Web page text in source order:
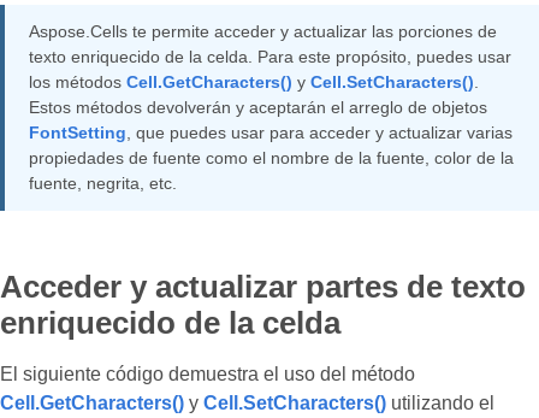
Aspose.Cells te permite acceder y actualizar las porciones de
texto enriquecido de la celda. Para este propósito, puedes usar
los métodos Cell.GetCharacters() y Cell.SetCharacters()
Estos métodos devolverán y aceptarán el arreglo de objetos
FontSetting , que puedes usar para acceder y actualizar varias
propiedades de fuente como el nombre de la fuente, color de la
fuente, negrita, etc.
Acceder y actualizar partes de texto
enriquecido de la celda
El siguiente código demuestra el uso del método
Cell.GetCharacters() y Cell.SetCharacters() utilizando el